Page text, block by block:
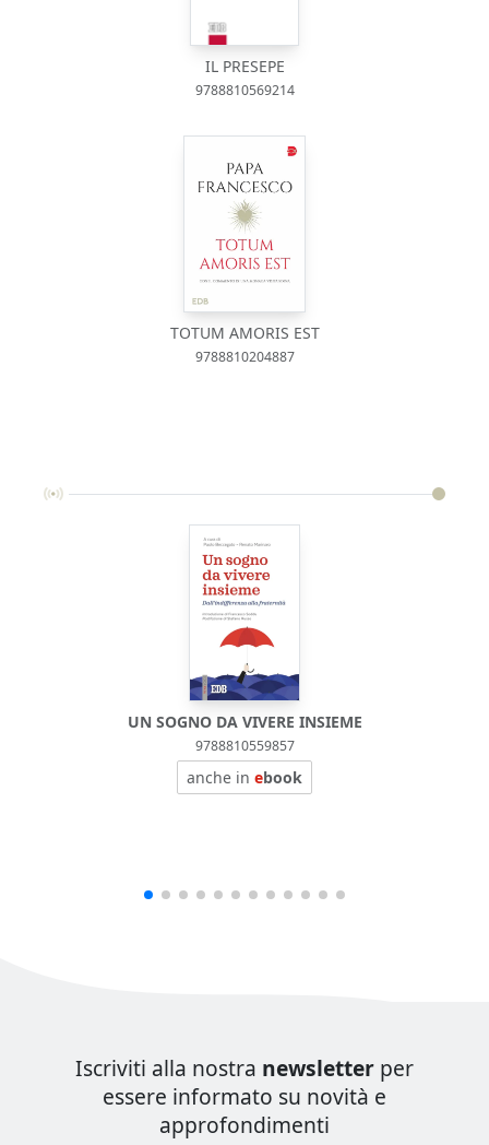
IL PRESEPE
9788810569214
TOTUM AMORIS EST
9788810204887
UN SOGNO DA VIVERE INSIEME
9788810559857
anche in ebook
Iscriviti alla nostra newsletter per
essere informato su novità e
approfondimenti